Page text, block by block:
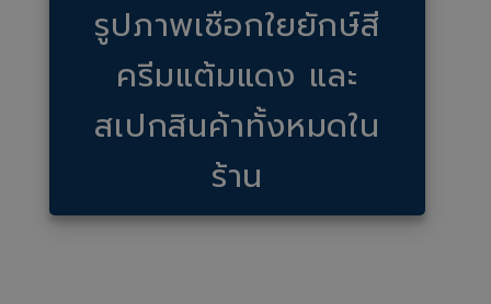
รูปภาพเชือกใยยักษ์สี
ครีมแต้มแดง และ
สเปกสินค้าทั้งหมดใน
ร้าน